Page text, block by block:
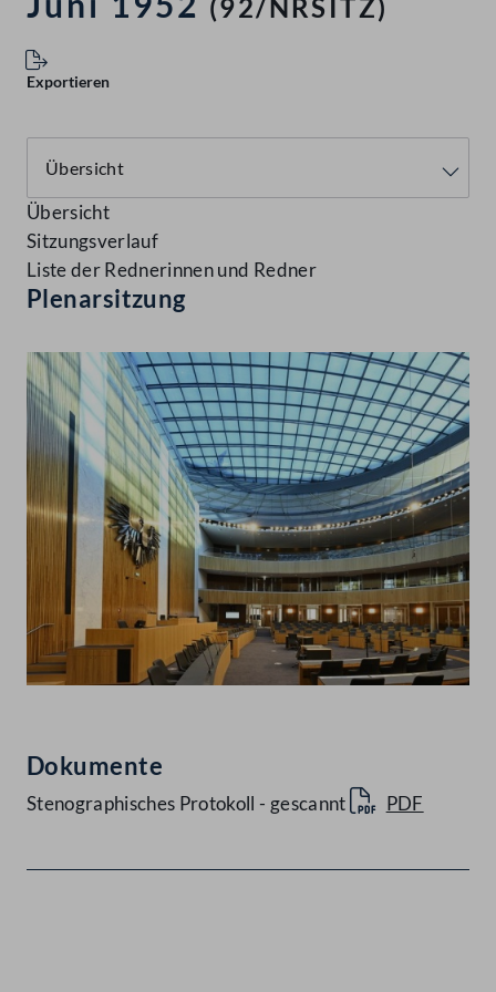
(92/NRSITZ)
Exportieren
Übersicht
Sitzungsverlauf
Liste der Rednerinnen und Redner
Plenarsitzung
Dokumente
Stenographisches Protokoll - gescannt PDF